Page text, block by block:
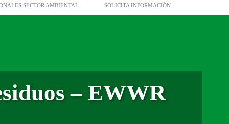
SECTOR AMBIENTAL SOLICITA INFORMACIÓN
– EWWR